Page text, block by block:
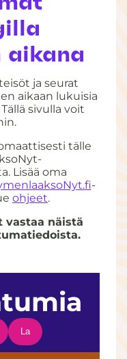
ja seurat
aikaan lukuisia
sivulla voit
tälle
Lisää oma
-
ohjeet.
vastaa näistä
La